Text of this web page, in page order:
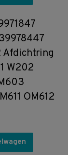
Afdichtring
W202
OM612